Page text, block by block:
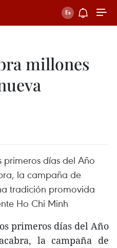
millones
días del Año
la campaña de
tradición promovida
Ho Chi Minh
primeros días del Año
la campaña de